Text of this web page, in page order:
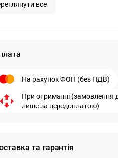
все
На рахунок ФОП (без ПДВ)
При отриманні (замовлення
лише за передоплатою)
та гарантія